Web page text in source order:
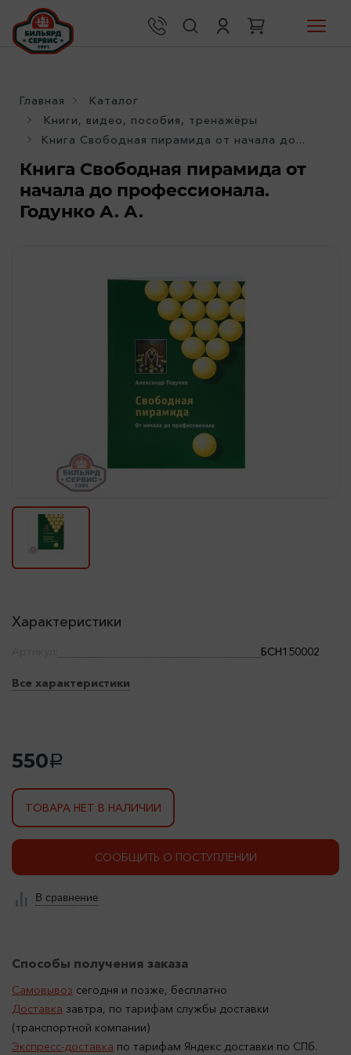
Главная
Каталог
Книги, видео, пособия, тренажёры
Книга Свободная пирамида от начала до...
Книга Свободная пирамида от
начала до профессионала.
Годунко А. А.
Характеристики
БСН150002
Все характеристики
550a
ТОВАРА НЕТ В НАЛИЧИИ
СООБЩИТЬ О ПОСТУПЛЕНИИ
В сравнение
Способы получения заказа
Самовывоз сегодня и позже, бесплатно
Доставка завтра, по тарифам службы доставки
(транспортной компании)
Экспресс-доставка по тарифам Яндекс доставки по СПб.